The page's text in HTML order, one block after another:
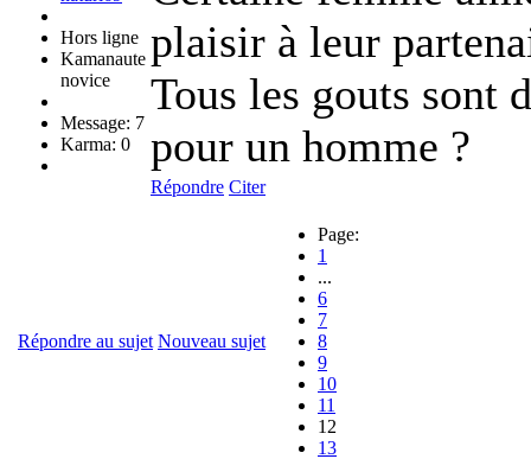
Hors ligne
Kamanaute
novice
Message: 7
Karma: 0
plaisir à leur
Tous les gouts sont
pour un homme ?
Répondre Citer
Répondre au sujet Nouveau sujet
Page:
1
...
6
7
8
9
10
11
12
13